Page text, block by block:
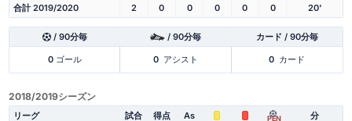
合計 2019/2020 2 0 0 0 0 0 20'
/ 90分毎 / 90分毎 カード / 90分毎
0ゴール 0 アシスト 0 カード
2018/2019シーズン
リーグ 試合 得点 As PEN 分